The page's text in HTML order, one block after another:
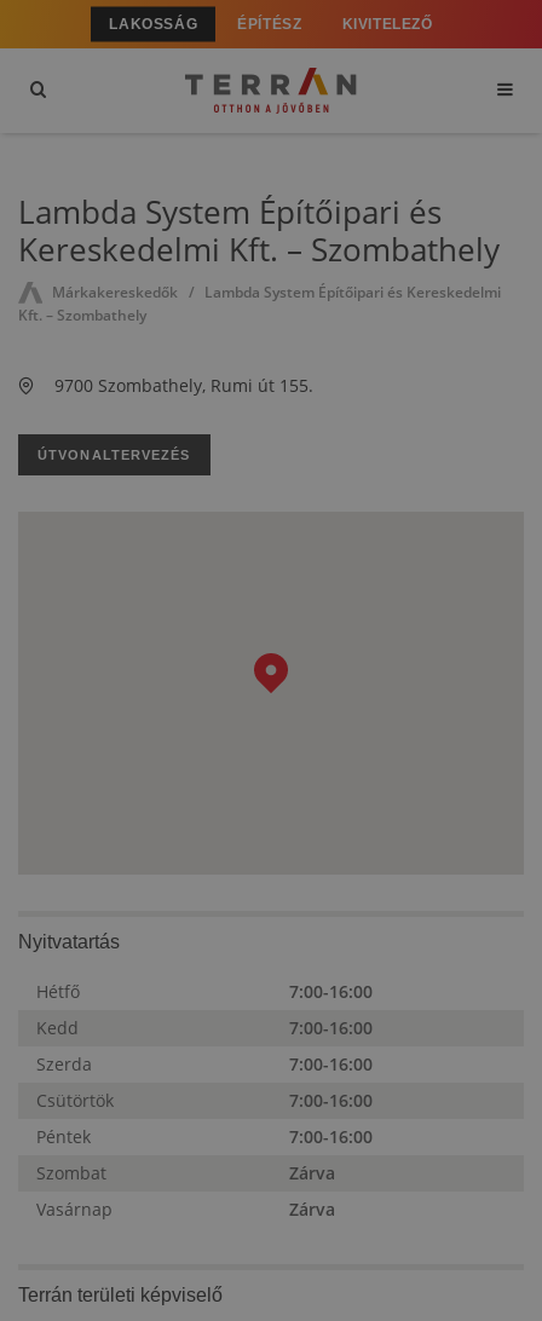
LAKOSSÁG ÉPÍTÉSZ KIVITELEZŐ
Lambda System Építőipari és
Kereskedelmi Kft. – Szombathely
Márkakereskedők
Lambda System Építőipari és Kereskedelmi
Kft. – Szombathely
9700 Szombathely, Rumi út 155.
ÚTVONALTERVEZÉS
Nyitvatartás
Hétfő
7:00-16:00
Kedd
7:00-16:00
Szerda
7:00-16:00
Csütörtök
7:00-16:00
Péntek
7:00-16:00
Szombat
Zárva
Vasárnap
Zárva
Terrán területi képviselő